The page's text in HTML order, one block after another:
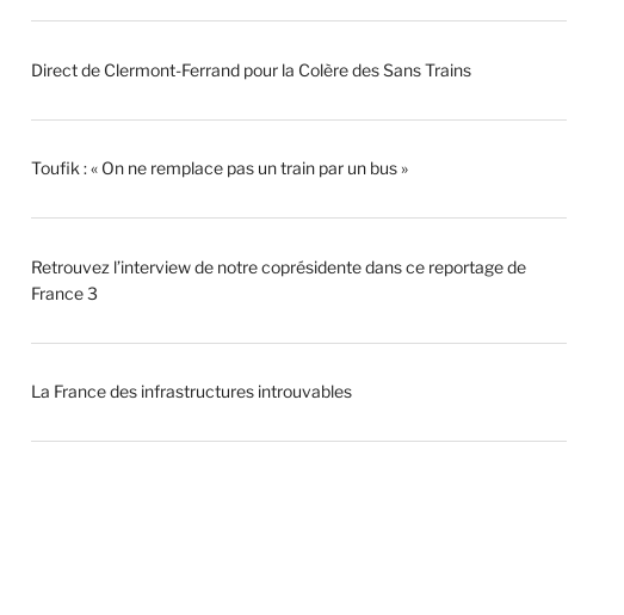
Direct de Clermont-Ferrand pour la Colère des Sans Trains
Toufik : « On ne remplace pas un train par un bus »
Retrouvez l’interview de notre coprésidente dans ce reportage de
France 3
La France des infrastructures introuvables